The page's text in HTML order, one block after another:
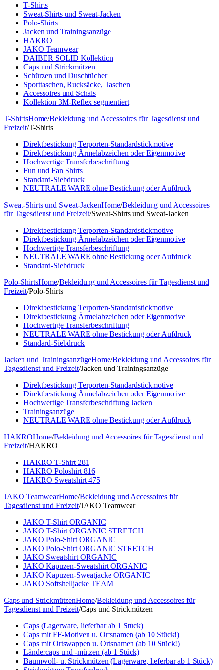
T-Shirts
Sweat-Shirts und Sweat-Jacken
Polo-Shirts
Jacken und Trainingsanzüge
HAKRO
JAKO Teamwear
DAIBER SOLID Kollektion
Caps und Strickmützen
Schürzen und Duschtücher
Sporttaschen, Rucksäcke, Taschen
Accessoires und Schals
Kollektion 3M-Reflex segmentiert
T-ShirtsHome/Bekleidung und Accessoires für Tagesdienst und
Freizeit/T-Shirts
Direktbestickung Terporten-Standardstickmotive
Direktbestickung Ärmelabzeichen oder Eigenmotive
Hochwertige Transferbeschriftung
Fun und Fan Shirts
Standard-Siebdruck
NEUTRALE WARE ohne Bestickung oder Aufdruck
Sweat-Shirts und Sweat-JackenHome/Bekleidung und Accessoires
für Tagesdienst und Freizeit/Sweat-Shirts und Sweat-Jacken
Direktbestickung Terporten-Standardstickmotive
Direktbestickung Ärmelabzeichen oder Eigenmotive
Hochwertige Transferbeschriftung
NEUTRALE WARE ohne Bestickung oder Aufdruck
Standard-Siebdruck
Polo-ShirtsHome/Bekleidung und Accessoires für Tagesdienst und
Freizeit/Polo-Shirts
Direktbestickung Terporten-Standardstickmotive
Direktbestickung Ärmelabzeichen oder Eigenmotive
Hochwertige Transferbeschriftung
NEUTRALE WARE ohne Bestickung oder Aufdruck
Standard-Siebdruck
Jacken und TrainingsanzügeHome/Bekleidung und Accessoires für
Tagesdienst und Freizeit/Jacken und Trainingsanzüge
Direktbestickung Terporten-Standardstickmotive
Direktbestickung Ärmelabzeichen oder Eigenmotive
Hochwertige Transferbeschriftung Jacken
Trainingsanzüge
NEUTRALE WARE ohne Bestickung oder Aufdruck
HAKROHome/Bekleidung und Accessoires für Tagesdienst und
Freizeit/HAKRO
HAKRO T-Shirt 281
HAKRO Poloshirt 816
HAKRO Sweatshirt 475
JAKO TeamwearHome/Bekleidung und Accessoires für
Tagesdienst und Freizeit/JAKO Teamwear
JAKO T-Shirt ORGANIC
JAKO T-Shirt ORGANIC STRETCH
JAKO Polo-Shirt ORGANIC
JAKO Polo-Shirt ORGANIC STRETCH
JAKO Sweatshirt ORGANIC
JAKO Kapuzen-Sweatshirt ORGANIC
JAKO Kapuzen-Sweatjacke ORGANIC
JAKO Softshelljacke TEAM
Caps und StrickmützenHome/Bekleidung und Accessoires für
Tagesdienst und Freizeit/Caps und Strickmützen
Caps (Lagerware, lieferbar ab 1 Stück)
Caps mit FF-Motiven u. Ortsnamen (ab 10 Stück!)
Caps mit Ortswappen u. Ortsnamen (ab 10 Stück!)
Ländercaps und -mützen (ab 1 Stück)
Baumwoll- u. Strickmützen (Lagerware, lieferbar ab 1 Stück)